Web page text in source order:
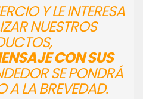
Y LE INTERESA
NUESTROS
CON SUS
SE PONDRÁ
A LA BREVEDAD.